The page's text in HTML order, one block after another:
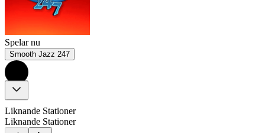
Spelar nu
Smooth Jazz 247
Liknande Stationer
Liknande Stationer